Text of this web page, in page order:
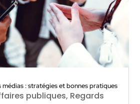
médias : stratégies et bonnes pratiques
publiques, Regards